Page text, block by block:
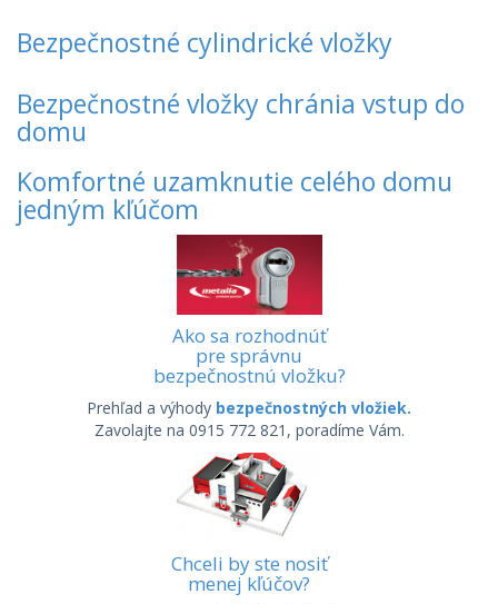
Bezpečnostné cylindrické vložky
Bezpečnostné vložky chránia vstup do
domu
Komfortné uzamknutie celého domu
jedným kľúčom
Ako sa rozhodnúť
pre správnu
bezpečnostnú vložku?
Prehľad a výhody bezpečnostných vložiek.
Zavolajte na 0915 772 821, poradíme Vám.
Chceli by ste nosiť
menej kľúčov?